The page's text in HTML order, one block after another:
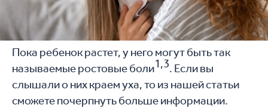
Пока ребенок растет, у него могут быть так
называемые ростовые боли1,3. Если вы
слышали о них краем уха, то из нашей статьи
сможете почерпнуть больше информации.